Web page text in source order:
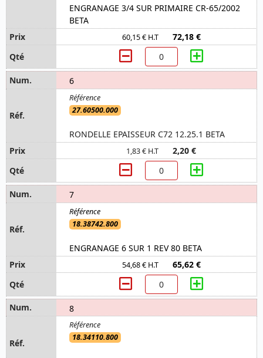
ENGRANAGE 3/4 SUR PRIMAIRE CR-65/2002
BETA
60,15 € H.T 72,18 €
6
27.60500.000
RONDELLE EPAISSEUR C72 12.25.1 BETA
1,83 € H.T 2,20 €
7
18.38742.800
ENGRANAGE 6 SUR 1 REV 80 BETA
54,68 € H.T 65,62 €
8
18.34110.800